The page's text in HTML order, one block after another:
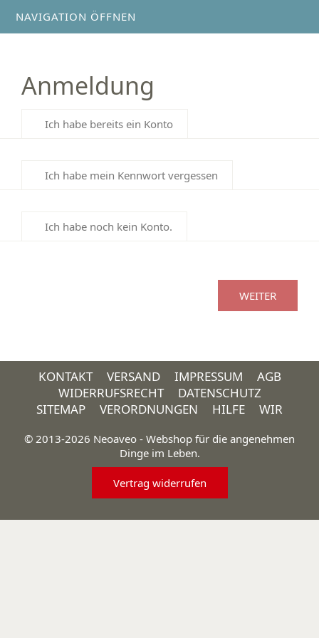
NAVIGATION ÖFFNEN
Anmeldung
Ich habe bereits ein Konto
Ich habe mein Kennwort vergessen
Ich habe noch kein Konto.
KONTAKT VERSAND IMPRESSUM
AGB
WIDERRUFSRECHT
DATENSCHUTZ
SITEMAP
VERORDNUNGEN HILFE WIR
© 2013-2026 Neoaveo - Webshop für die angenehmen
Dinge im Leben.
Vertrag widerrufen